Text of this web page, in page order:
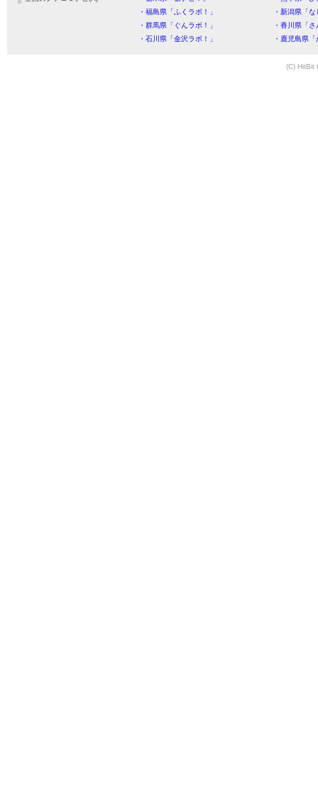
・福島県「ふくラボ！」
・新潟県「
・群馬県「ぐんラボ！」
・香川県「
・石川県「金沢ラボ！」
・鹿児島県
(C) HitBit